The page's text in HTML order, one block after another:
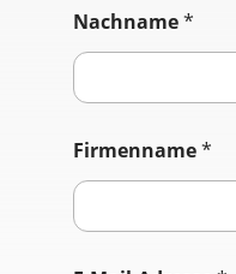
Nachname*
i
r
m
e
Firmenname*